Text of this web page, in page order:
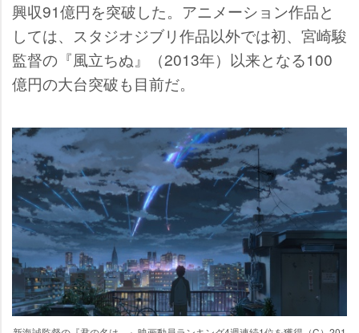
興収91億円を突破した。アニメーション作品と
しては、スタジオジブリ作品以外では初、宮崎駿
監督の『風立ちぬ』（2013年）以来となる100
億円の大台突破も目前だ。